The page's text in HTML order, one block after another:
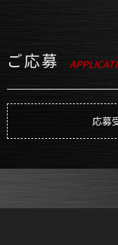
ご応募
応募